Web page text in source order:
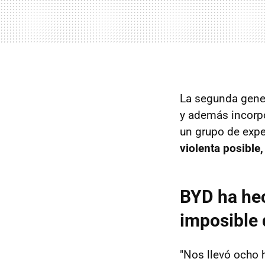
La segunda
y además
un grupo de
violenta
BYD ha
imposible
"Nos llevó ocho